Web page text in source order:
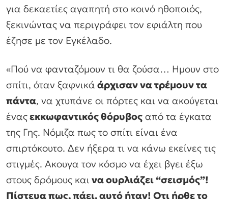
για δεκαετίες αγαπητή στο κοινό ηθοποιός,
ξεκινώντας να περιγράφει τον εφιάλτη που
έζησε με τον Εγκέλαδο.
«Πού να φανταζόμουν τι θα ζούσα… Ημουν στο
σπίτι, όταν ξαφνικά άρχισαν να τρέμουν τα
πάντα, να χτυπάνε οι πόρτες και να ακούγεται
έναςεκκωφαντικός θόρυβος από τα έγκατα
της Γης. Νόμιζα πως το σπίτι είναι ένα
σπιρτόκουτο. Δεν ήξερα τι να κάνω εκείνες τις
στιγμές. Ακουγα τον κόσμο να έχει βγει έξω
στους δρόμους καινα ουρλιάζει “σεισμός”!
Πίστευα πως, πάει, αυτό ήταν! Οτι ήρθε το